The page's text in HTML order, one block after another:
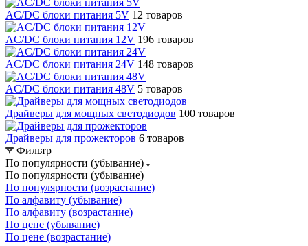
AC/DC блоки питания 5V 12 товаров
AC/DC блоки питания 12V 196 товаров
AC/DC блоки питания 24V 148 товаров
AC/DC блоки питания 48V 5 товаров
Драйверы для мощных светодиодов 100 товаров
Драйверы для прожекторов 6 товаров
Фильтр
По популярности (убывание)
По популярности (убывание)
По популярности (возрастание)
По алфавиту (убывание)
По алфавиту (возрастание)
По цене (убывание)
По цене (возрастание)